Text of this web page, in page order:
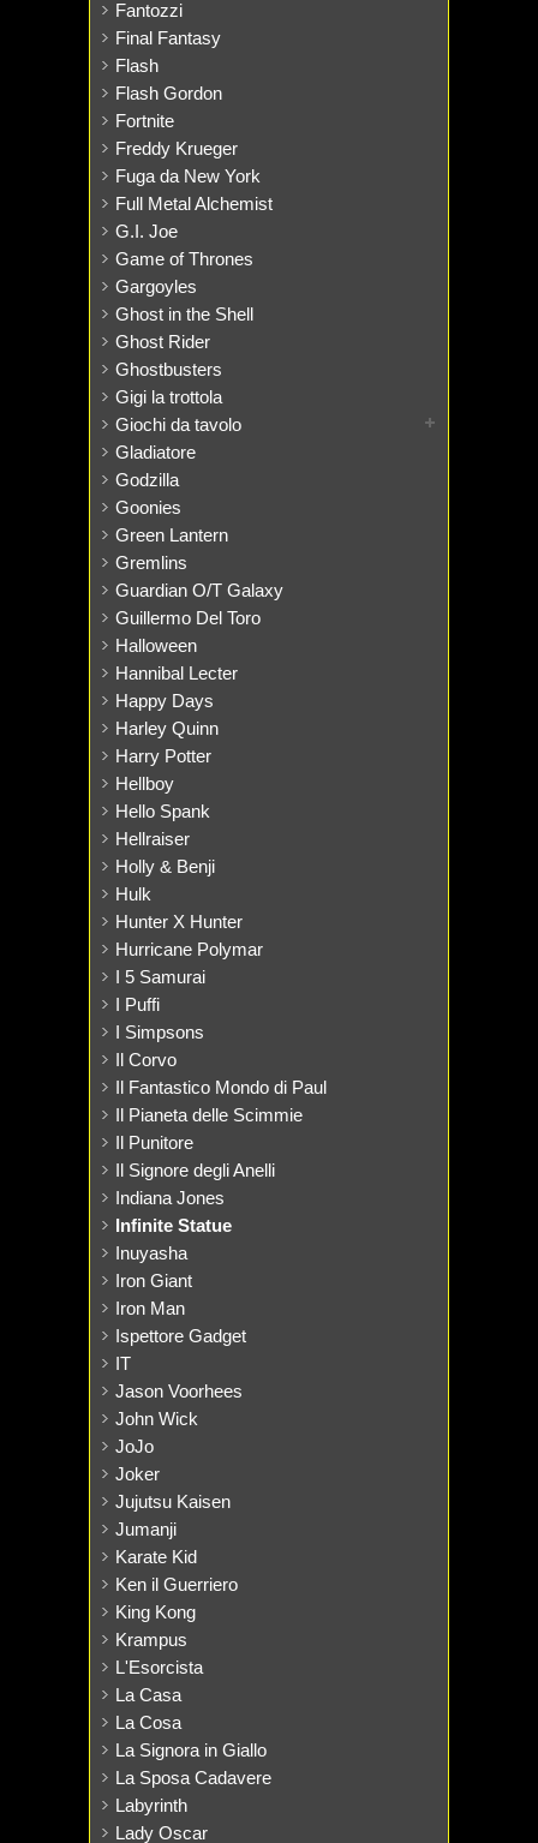
Fantozzi
Final Fantasy
Flash
Flash Gordon
Fortnite
Freddy Krueger
Fuga da New York
Full Metal Alchemist
G.I. Joe
Game of Thrones
Gargoyles
Ghost in the Shell
Ghost Rider
Ghostbusters
Gigi la trottola
Giochi da tavolo
Gladiatore
Godzilla
Goonies
Green Lantern
Gremlins
Guardian O/T Galaxy
Guillermo Del Toro
Halloween
Hannibal Lecter
Happy Days
Harley Quinn
Harry Potter
Hellboy
Hello Spank
Hellraiser
Holly & Benji
Hulk
Hunter X Hunter
Hurricane Polymar
I 5 Samurai
I Puffi
I Simpsons
Il Corvo
Il Fantastico Mondo di Paul
Il Pianeta delle Scimmie
Il Punitore
Il Signore degli Anelli
Indiana Jones
Infinite Statue
Inuyasha
Iron Giant
Iron Man
Ispettore Gadget
IT
Jason Voorhees
John Wick
JoJo
Joker
Jujutsu Kaisen
Jumanji
Karate Kid
Ken il Guerriero
King Kong
Krampus
L'Esorcista
La Casa
La Cosa
La Signora in Giallo
La Sposa Cadavere
Labyrinth
Lady Oscar